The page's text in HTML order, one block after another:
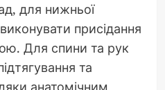
для нижньої
присідання
Для спини та рук
та
анатомічним